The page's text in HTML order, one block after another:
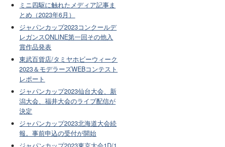
ミニ四駆に触れたメディア記事ま
とめ（2023年6月）
ジャパンカップ2023コンクールデ
レガンスONLINE第一回その他入
賞作品発表
東武百貨店/タミヤホビーウィーク
2023＆モデラーズWEBコンテスト
レポート
ジャパンカップ2023仙台大会、新
潟大会、福井大会のライブ配信が
決定
ジャパンカップ2023北海道大会続
報。事前申込の受付が開始